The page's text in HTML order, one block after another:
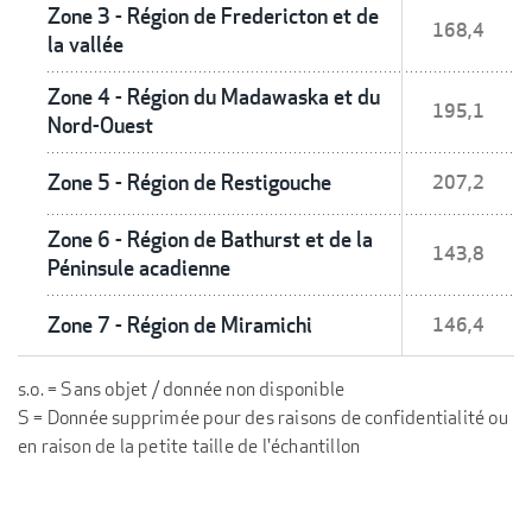
Zone 3 - Région de Fredericton et de
la vallée
168,4
Zone 4 - Région du Madawaska et du
Nord-Ouest
195,1
Zone 5 - Région de Restigouche 207,2
Zone 6 - Région de Bathurst et de la
Péninsule acadienne
143,8
Zone 7 - Région de Miramichi 146,4
s.o. = Sans objet / donnée non disponible
S = Donnée supprimée pour des raisons de confidentialité ou
en raison de la petite taille de l'échantillon